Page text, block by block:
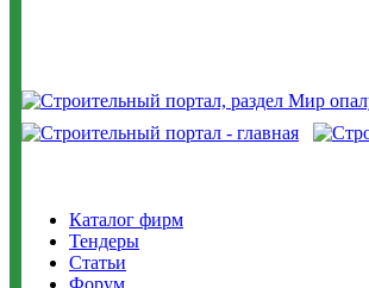
Каталог фирм
Тендеры
Статьи
Форум